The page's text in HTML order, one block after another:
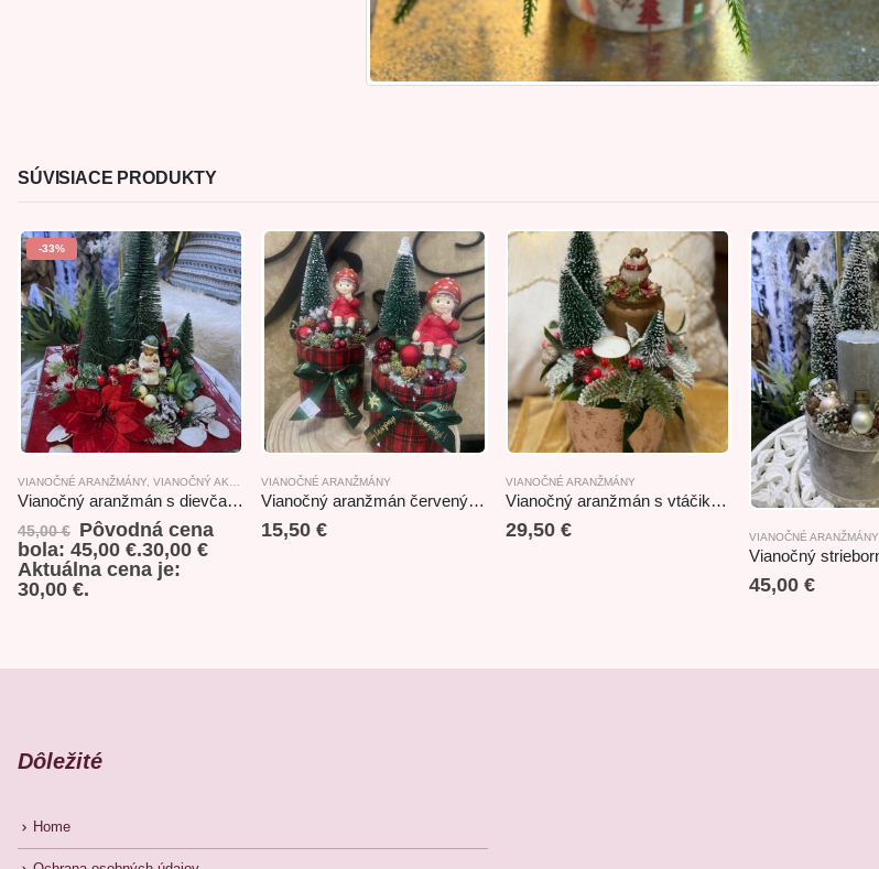
SÚVISIACE PRODUKTY
-33%
VIANOČNÉ ARANŽMÁNY VIANOČNÝ AKCIOVÝ TOVAR
Vianočný aranžmán s dievčatkom červeno-zelený 33x33x32cm
45,00€ Pôvodná cena
bola: 45,00 €.30,00 €
Aktuálna cena je:
30,00 €.
VIANOČNÉ ARANŽMÁNY
Vianočný aranžmán červený 10x25cm
15,50€
VIANOČNÉ ARANŽMÁNY
Vianočný aranžmán s vtáčikom 29x18cm
29,50 € VIANOČNÉ ARANŽMÁNY
45,00 €
Dôležité
Home